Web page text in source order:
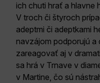
ich chuti hrať a hlavne
V troch či štyroch
adeptmi či adeptkami
navzájom podporujú a
zareagovať aj v
sa hrá v Trnave v
v Martine, čo sú